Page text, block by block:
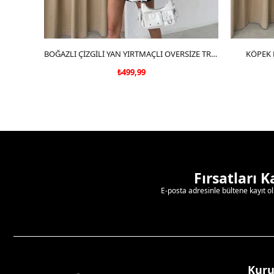
SEPETE EKLE
BOĞAZLI ÇİZGİLİ YAN YIRTMAÇLI OVERSİZE TRİKO KAZAK SİYAH
₺499,99
KÖPEK
Fırsatları
E-posta adresinle bültene kayıt